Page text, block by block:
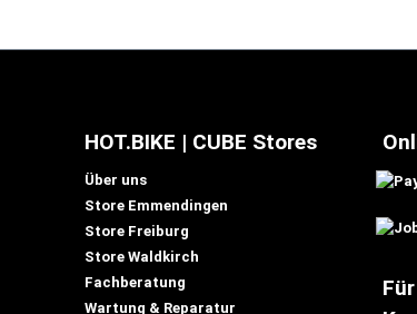
HOT.BIKE | CUBE Stores
Über uns
Store Emmendingen
Store Freiburg
Store Waldkirch
Fachberatung
Wartung & Reparatur